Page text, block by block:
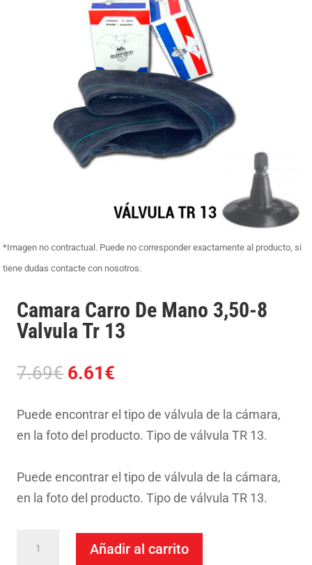
*Imagen no contractual. Puede no corresponder exactamente al producto, si
tiene dudas contacte con nosotros.
Camara Carro De Mano 3,50-8
Valvula Tr 13
7.69€ El
original
era:
6.61€
actual
es:
Puede encontrar el tipo de válvula de la cámara,
en la foto del producto. Tipo de válvula TR 13.
Puede encontrar el tipo de válvula de la cámara,
en la foto del producto. Tipo de válvula TR 13.
Añadir al carrito